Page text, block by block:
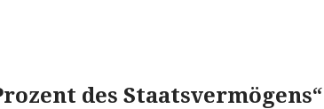
des Staatsvermögens“